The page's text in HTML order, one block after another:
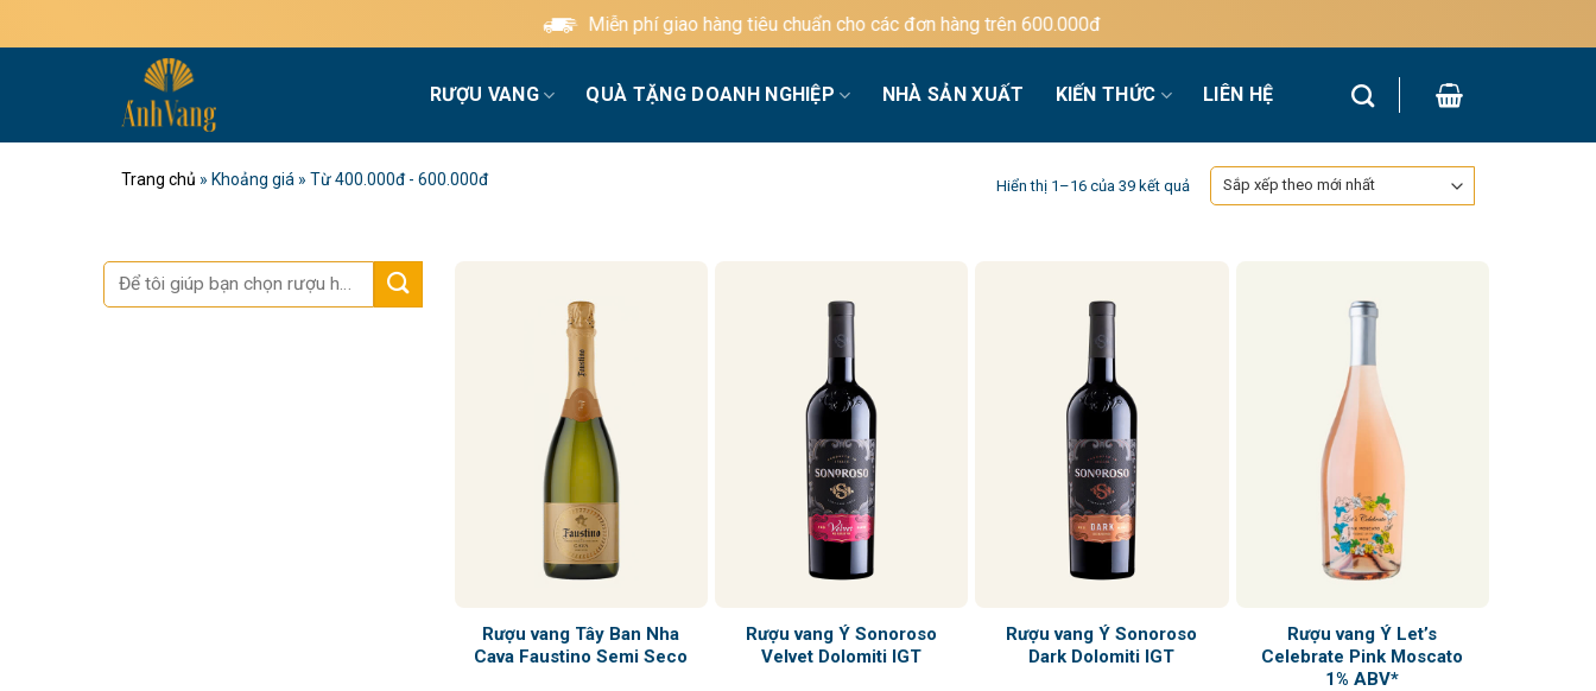
qua
Miễn phí giao hàng tiêu chuẩn cho các đơn hàng trên 600.000đ
RƯỢU VANG QUÀ TẶNG DOANH NGHIỆP NHÀ SẢN XUẤT KIẾN THỨC LIÊN HỆ
Trang chủ » Khoảng giá » Từ 400.000đ - 600.000đ Hiển thị 1–16 của 39 kết quảĐã
sắp
Tìm
kiếm:
Rượu vang Tây Ban Nha
Cava Faustino Semi Seco
Rượu vang Ý Sonoroso
Velvet Dolomiti IGT
Rượu vang Ý Sonoroso
Dark Dolomiti IGT
Rượu vang Ý Let’s
Celebrate Pink Moscato
1% ABV*